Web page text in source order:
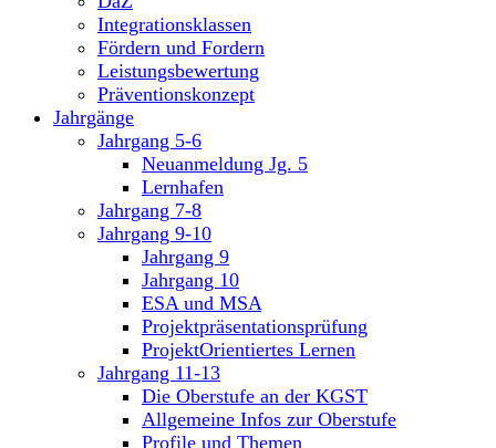
Integrationsklassen
Fördern und Fordern
Leistungsbewertung
Präventionskonzept
Jahrgänge
Jahrgang 5-6
Neuanmeldung Jg. 5
Lernhafen
Jahrgang 7-8
Jahrgang 9-10
Jahrgang 9
Jahrgang 10
ESA und MSA
Projektpräsentationsprüfung
ProjektOrientiertes Lernen
Jahrgang 11-13
Die Oberstufe an der KGST
Allgemeine Infos zur Oberstufe
Profile und Themen